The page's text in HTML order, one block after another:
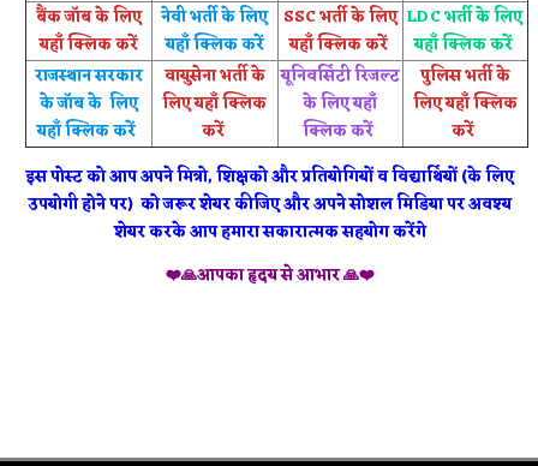
बैंक जॉब के लिए
यहाँ क्लिक करें
नेवी भर्ती के लिए
यहाँ क्लिक करें
SSC भर्ती के लिए
यहाँ क्लिक करें
LDC भर्ती के लिए
यहाँ क्लिक करें
राजस्थान सरकार
के जॉब के लिए
यहाँ क्लिक करें
वायुसेना भर्ती के
लिए यहाँ क्लिक
करें
यूनिवर्सिटी रिजल्ट
के लिए यहाँ
क्लिक करें
पुलिस भर्ती के
लिए यहाँ क्लिक
करें
इस पोस्ट को आप अपने मित्रो, शिक्षको और प्रतियोगियों व विद्यार्थियों (के लिए
उपयोगी होने पर) को जरूर शेयर कीजिए और अपने सोशल मिडिया पर अवश्य
शेयर करके आप हमारा सकारात्मक सहयोग करेंगे
❤️🙏आपका हृदय से आभार 🙏❤️